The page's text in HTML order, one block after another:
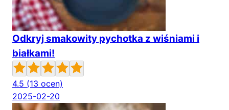
Odkryj smakowity pychotka z wiśniami i
białkami!
4.5 (13 ocen)
2025-02-20